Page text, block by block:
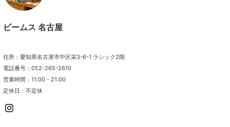
ビームス 名古屋
住所：愛知県名古屋市中区栄3-6-1 ラシック2階
電話番号：052-265-2610
営業時間：11:00 - 21:00
定休日：不定休